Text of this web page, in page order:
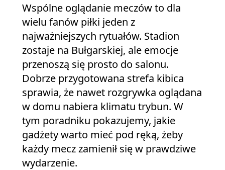
Wspólne oglądanie meczów to dla
wielu fanów piłki jeden z
najważniejszych rytuałów. Stadion
zostaje na Bułgarskiej, ale emocje
przenoszą się prosto do salonu.
Dobrze przygotowana strefa kibica
sprawia, że nawet rozgrywka oglądana
w domu nabiera klimatu trybun. W
tym poradniku pokazujemy, jakie
gadżety warto mieć pod ręką, żeby
każdy mecz zamienił się w prawdziwe
wydarzenie.